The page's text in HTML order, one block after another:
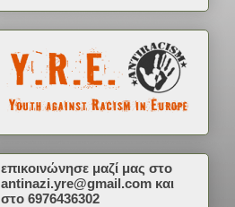
επικοινώνησε μαζί μας στο
antinazi.yre@gmail.com και
στο 6976436302